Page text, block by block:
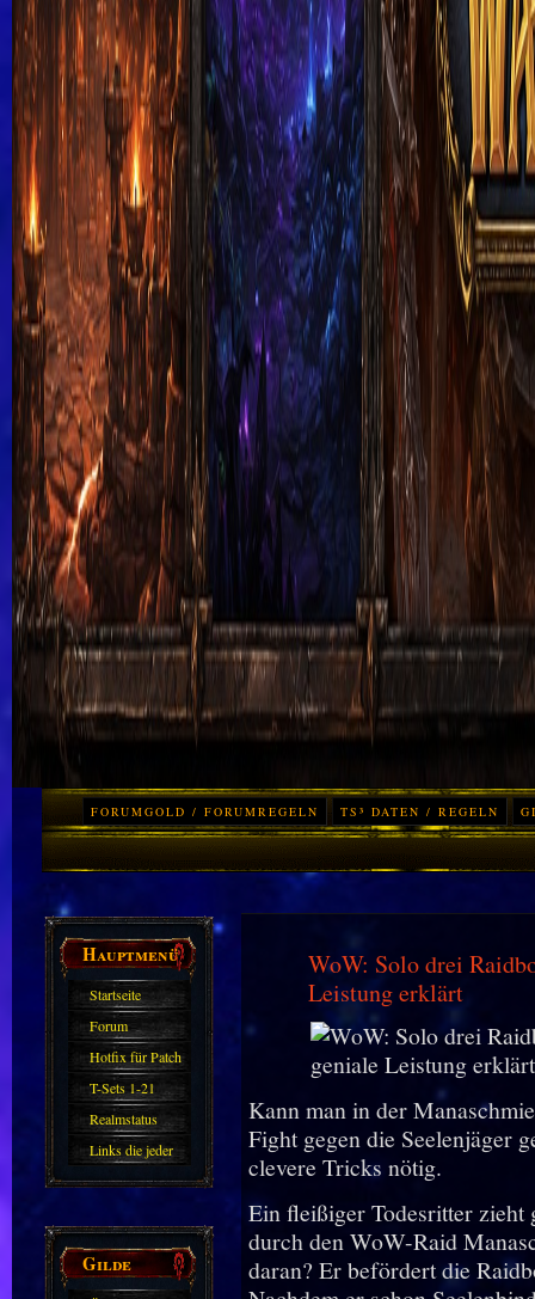
FORUMGOLD / FORUMREGELN TS³ DATEN / REGELN
Hauptmenü
Startseite
Forum
Hotfix für Patch
11.X
T-Sets 1-21
Realmstatus
Links die jeder
kennen sollte?!
Gilde
WoW: Solo drei
Leistung erklärt
Kann man in der
Fight gegen die Seelenjäger
clevere Tricks nötig.
Ein fleißiger Todesritter zieht
durch den WoW-Raid
daran? Er befördert die